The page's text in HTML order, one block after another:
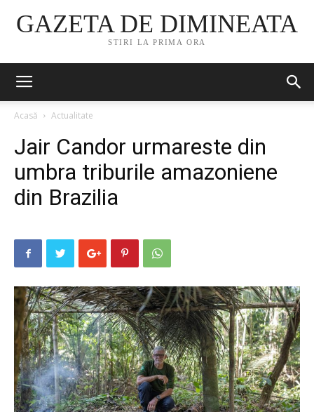
GAZETA DE DIMINEATA
STIRI LA PRIMA ORA
Acasă Actualitate
Jair Candor urmareste din
umbra triburile amazoniene
din Brazilia